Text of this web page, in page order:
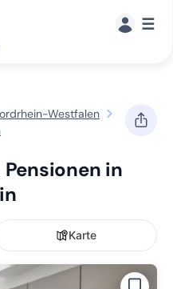
☰
Westfalen
in
Karte